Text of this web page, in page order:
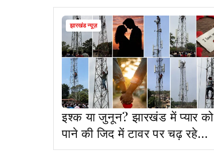
झारखंड न्यूज़
इश्क या जुनून? झारखंड में प्यार को
पाने की जिद में टावर पर चढ़ रहे
प्रेमी-प्रेमिका